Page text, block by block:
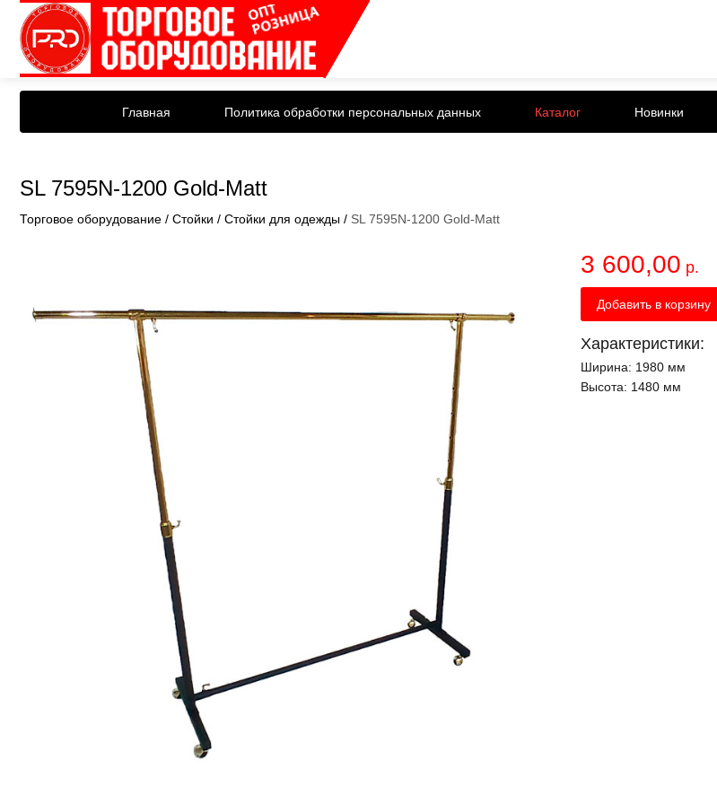
Главная Политика обработки персональных данных Каталог Новинки
SL 7595N-1200 Gold-Matt
Торговое оборудование / Стойки / Стойки для одежды / SL 7595N-1200 Gold-Matt
3 600,00 р.
Добавить в корзину
Характеристики:
Ширина: 1980 мм
Высота: 1480 мм